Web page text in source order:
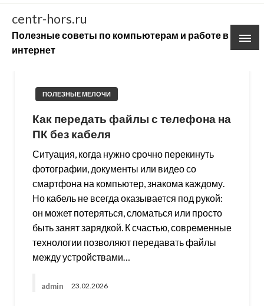
Skip
content
centr-hors.ru
Полезные советы по компьютерам и работе в
интернет
ПОЛЕЗНЫЕ МЕЛОЧИ
Как передать файлы с телефона на
ПК без кабеля
Ситуация, когда нужно срочно перекинуть
фотографии, документы или видео со
смартфона на компьютер, знакома каждому.
Но кабель не всегда оказывается под рукой:
он может потеряться, сломаться или просто
быть занят зарядкой. К счастью, современные
технологии позволяют передавать файлы
между устройствами…
admin 23.02.2026